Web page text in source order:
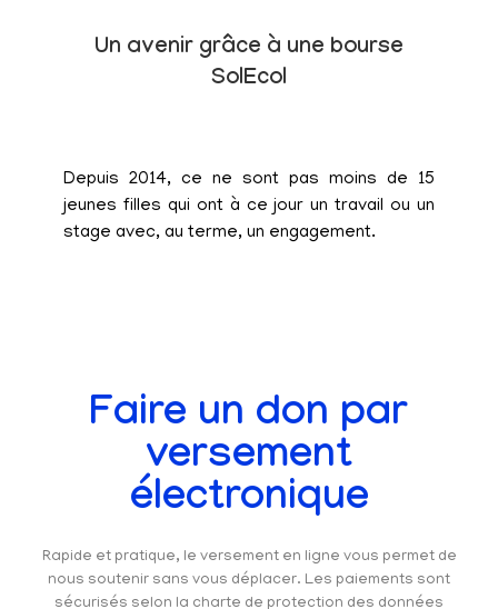
Un avenir grâce à une bourse
SolEcol
Depuis 2014, ce ne sont pas moins de 15
jeunes filles qui ont à ce jour un travail ou un
stage avec, au terme, un engagement.
Faire un don par
versement
électronique
Rapide et pratique, le versement en ligne vous permet de
nous soutenir sans vous déplacer. Les paiements sont
sécurisés selon la charte de protection des données